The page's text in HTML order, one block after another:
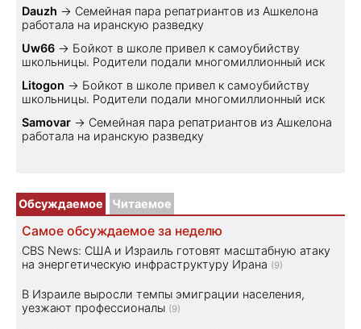
Dauzh → Семейная пара репатриантов из Ашкелона
работала на иранскую разведку
Uw66 → Бойкот в школе привел к самоубийству
школьницы. Родители подали многомиллионный иск
Litogon → Бойкот в школе привел к самоубийству
школьницы. Родители подали многомиллионный иск
Samovar → Семейная пара репатриантов из Ашкелона
работала на иранскую разведку
Обсуждаемое Читаемое
Самое обсуждаемое за неделю
CBS News: США и Израиль готовят масштабную атаку
на энергетическую инфраструктуру Ирана (9)
В Израиле выросли темпы эмиграции населения,
уезжают профессионалы (9)